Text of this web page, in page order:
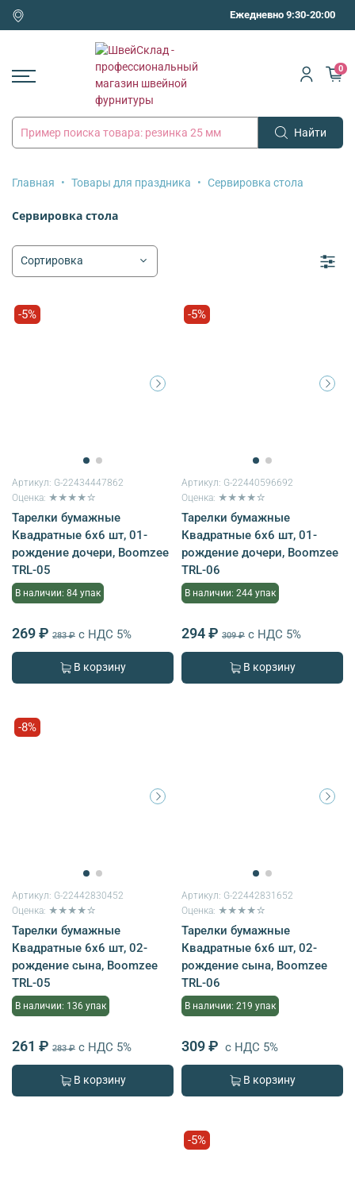
Ежедневно 9:30-20:00
Найти
0
Главная Товары для праздника Сервировка стола
Сервировка стола
-5%
Артикул: G-22434447862
Оценка: ★★★★☆
Тарелки бумажные
Квадратные 6х6 шт, 01-
рождение дочери, Boomzee
TRL-05
В наличии: 84 упак
269 ₽ 283 ₽ с НДС 5%
В корзину
-5%
Артикул: G-22440596692
Оценка: ★★★★☆
Тарелки бумажные
Квадратные 6х6 шт, 01-
рождение дочери, Boomzee
TRL-06
В наличии: 244 упак
294 ₽ 309 ₽ с НДС 5%
В корзину
-8%
Артикул: G-22442830452
Оценка: ★★★★☆
Тарелки бумажные
Квадратные 6х6 шт, 02-
рождение сына, Boomzee
TRL-05
В наличии: 136 упак
261 ₽ 283 ₽ с НДС 5%
В корзину
Артикул: G-22442831652
Оценка: ★★★★☆
Тарелки бумажные
Квадратные 6х6 шт, 02-
рождение сына, Boomzee
TRL-06
В наличии: 219 упак
309 ₽ с НДС 5%
В корзину
-5%